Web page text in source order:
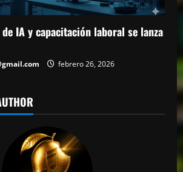
IA y capacitación laboral se lanza
febrero 26, 2026